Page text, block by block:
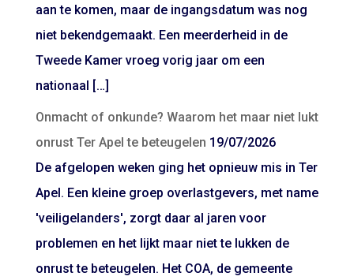
aan te komen, maar de ingangsdatum was nog
niet bekendgemaakt. Een meerderheid in de
Tweede Kamer vroeg vorig jaar om een
nationaal […]
Onmacht of onkunde? Waarom het maar niet lukt
onrust Ter Apel te beteugelen 19/07/2026
De afgelopen weken ging het opnieuw mis in Ter
Apel. Een kleine groep overlastgevers, met name
'veiligelanders', zorgt daar al jaren voor
problemen en het lijkt maar niet te lukken de
onrust te beteugelen. Het COA, de gemeente